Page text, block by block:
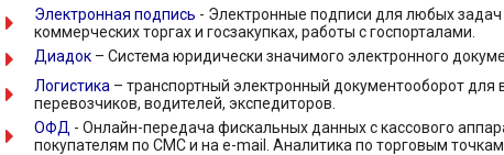
Электронная подпись - Электронные подписи для любых задач
коммерческих торгах и госзакупках, работы с госпорталами.
Диадок – Система юридически значимого электронного
Логистика – транспортный электронный документооборот для
перевозчиков, водителей, экспедиторов.
ОФД - Онлайн-передача фискальных данных с кассового
покупателям по СМС и на e-mail. Аналитика по торговым